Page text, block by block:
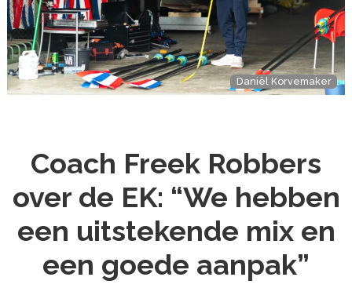
Daniël Korvemaker
Coach Freek Robbers
over de EK: “We hebben
een uitstekende mix en
een goede aanpak”